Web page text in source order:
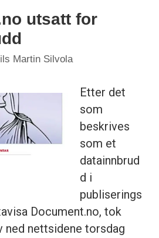
utsatt for
Martin Silvola
Etter det
som
beskrives
som et
datainnbrud
d i
publiserings
Document.no, tok
ned nettsidene torsdag